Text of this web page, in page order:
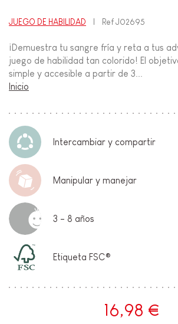
JUEGO DE HABILIDAD RefJ02695
¡Demuestra tu sangre fría y reta a tus
juego de habilidad tan colorido! El
simple y accesible a partir de 3...
Inicio
Intercambiar y compartir
Manipular y manejar
3 - 8 años
Etiqueta FSC®
16,98 €